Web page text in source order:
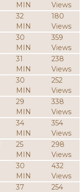
MIN
Views
32
MIN
180
Views
30
MIN
359
Views
31
MIN
238
Views
30
MIN
252
Views
29
MIN
338
Views
34
MIN
354
Views
25
MIN
298
Views
30
MIN
432
Views
37
254